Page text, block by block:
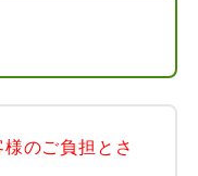
のご負担とさ